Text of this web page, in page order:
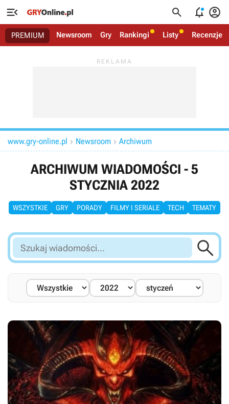
   
PREMIUM Newsroom Gry Rankingi Listy Recenzje
www.gry-online.pl  Newsroom  Archiwum
ARCHIWUM WIADOMOŚCI - 5
STYCZNIA 2022
WSZYSTKIE GRY PORADY FILMY I SERIALE TECH TEMATY
Szukaj
wiadomości...
